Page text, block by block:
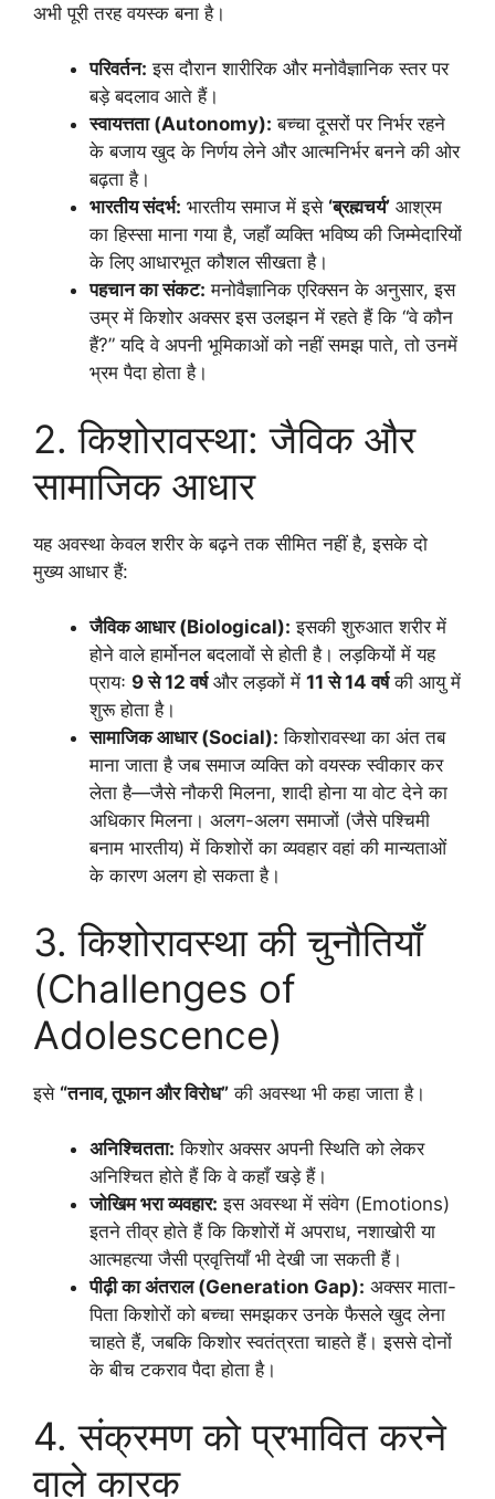
अभी पूरी तरह वयस्क बना है।
परिवर्तन: इस दौरान शारीरिक और मनोवैज्ञानिक स्तर पर
बड़े बदलाव आते हैं।
स्वायत्तता (Autonomy): बच्चा दूसरों पर निर्भर रहने
के बजाय खुद के निर्णय लेने और आत्मनिर्भर बनने की ओर
बढ़ता है।
भारतीय संदर्भ: भारतीय समाज में इसे ‘ब्रह्मचर्य’ आश्रम
का हिस्सा माना गया है, जहाँ व्यक्ति भविष्य की जिम्मेदारियों
के लिए आधारभूत कौशल सीखता है।
पहचान का संकट: मनोवैज्ञानिक एरिक्सन के अनुसार, इस
उम्र में किशोर अक्सर इस उलझन में रहते हैं कि “वे कौन
हैं?” यदि वे अपनी भूमिकाओं को नहीं समझ पाते, तो उनमें
भ्रम पैदा होता है।
2. किशोरावस्था: जैविक और
सामाजिक आधार
यह अवस्था केवल शरीर के बढ़ने तक सीमित नहीं है, इसके दो
मुख्य आधार हैं:
जैविक आधार (Biological): इसकी शुरुआत शरीर में
होने वाले हार्मोनल बदलावों से होती है। लड़कियों में यह
प्रायः 9 से 12 वर्षऔर लड़कों में 11 से 14 वर्षकी आयु में
शुरू होता है।
सामाजिक आधार (Social): किशोरावस्था का अंत तब
माना जाता है जब समाज व्यक्ति को वयस्क स्वीकार कर
लेता है—जैसे नौकरी मिलना, शादी होना या वोट देने का
अधिकार मिलना। अलग-अलग समाजों (जैसे पश्चिमी
बनाम भारतीय) में किशोरों का व्यवहार वहां की मान्यताओं
के कारण अलग हो सकता है।
3. किशोरावस्था की चुनौतियाँ
(Challenges of
Adolescence)
इसे “तनाव, तूफान और विरोध” की अवस्था भी कहा जाता है।
अनिश्चितता: किशोर अक्सर अपनी स्थिति को लेकर
अनिश्चित होते हैं कि वे कहाँ खड़े हैं।
जोखिम भरा व्यवहार: इस अवस्था में संवेग (Emotions)
इतने तीव्र होते हैं कि किशोरों में अपराध, नशाखोरी या
आत्महत्या जैसी प्रवृत्तियाँ भी देखी जा सकती हैं।
पीढ़ी का अंतराल (Generation Gap): अक्सर माता-
पिता किशोरों को बच्चा समझकर उनके फैसले खुद लेना
चाहते हैं, जबकि किशोर स्वतंत्रता चाहते हैं। इससे दोनों
के बीच टकराव पैदा होता है।
4. संक्रमण को प्रभावित करने
वाले कारक